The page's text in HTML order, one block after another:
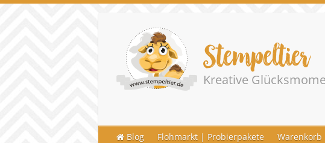
Stempeltier
Kreative
Blog Flohmarkt | Probierpakete Warenkorb